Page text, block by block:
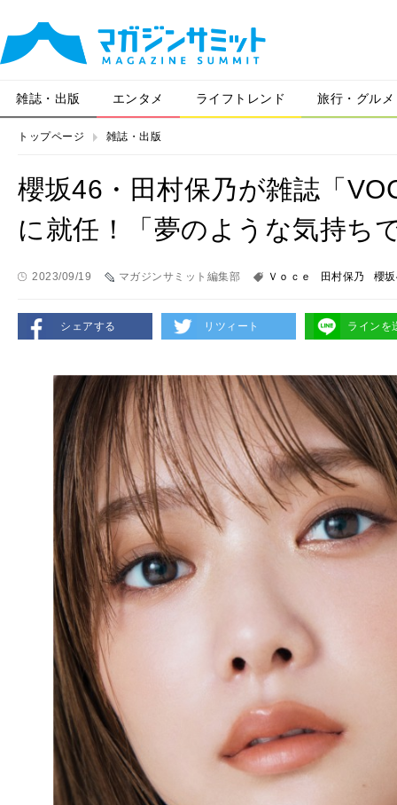
雑誌・出版 エンタメ ライフトレンド 旅行・グルメ
トップページ 雑誌・出版
櫻坂46・田村保乃が雑誌「
に就任！「夢のような気持ち
2023/09/19 マガジンサミット編集部 Ｖｏｃｅ 田村保乃 櫻
シェアする リツィート ラインを